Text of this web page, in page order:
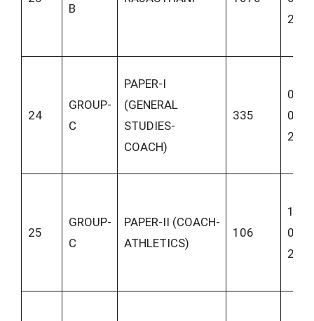
B
24
GROUP-
C
PAPER-I
(GENERAL
STUDIES-
COACH)
335
09-
06-
25
GROUP-
C
PAPER-II (COACH-
ATHLETICS)
106
10-
06-